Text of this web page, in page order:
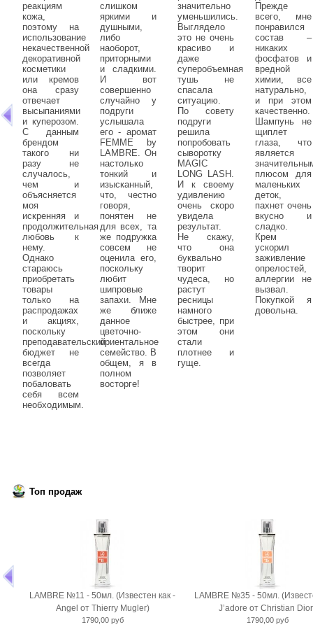
реакциям
кожа,
поэтому на
использование
некачественной
декоративной
косметики
или кремов
она сразу
отвечает
высыпаниями
и куперозом.
С данным
брендом
такого ни
разу не
случалось,
чем и
объясняется
моя
искренняя и
продолжительная
любовь к
нему.
Однако
стараюсь
приобретать
товары
только на
распродажах
и акциях,
поскольку
преподавательский
бюджет не
всегда
позволяет
побаловать
себя всем
необходимым.
слишком
яркими и
душными,
либо
наоборот,
приторными
и сладкими.
И вот
совершенно
случайно у
подруги
услышала
его - аромат
FEMME by
LAMBRE. Он
настолько
тонкий и
изысканный,
что, честно
говоря,
понятен не
для всех, та
же подружка
совсем не
оценила его,
поскольку
любит
шипровые
запахи. Мне
же ближе
данное
цветочно-
ориентальное
семейство. В
общем, я в
полном
восторге!
значительно
уменьшились.
Выглядело
это не очень
красиво и
даже
суперобъемная
тушь не
спасала
ситуацию.
По совету
подруги
решила
попробовать
сыворотку
MAGIC
LONG LASH.
И к своему
удивлению
очень скоро
увидела
результат.
Не скажу,
что она
буквально
творит
чудеса, но
растут
ресницы
намного
быстрее, при
этом они
стали
плотнее и
гуще.
Прежде
всего, мне
понравился
состав –
никаких
фосфатов и
вредной
химии, все
натурально,
и при этом
качественно.
Шампунь не
щиплет
глаза, что
является
плюсом для
маленьких
деток,
пахнет очень
вкусно и
сладко.
Крем
ускорил
заживление
опрелостей,
аллергии не
вызвал.
Покупкой я
довольна.
Топ продаж
LAMBRE №11 - 50мл. (Известен как -
Angel от Thierry Mugler)
1790,00 руб
LAMBRE №35 - 50мл.
J’adore от Christian
1790,00 руб